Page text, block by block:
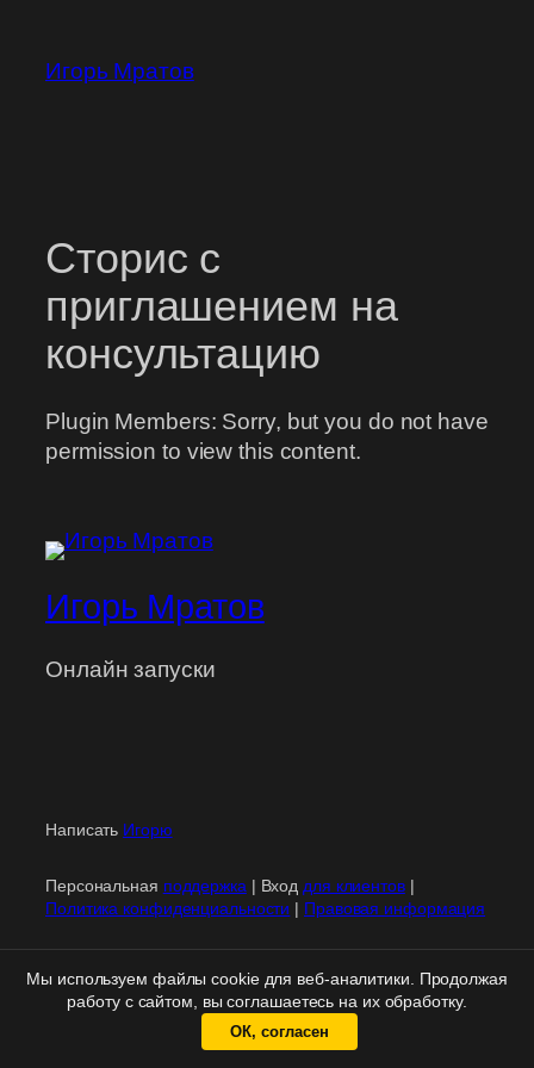
Мы используем файлы cookie для веб-аналитики. Продолжая
работу с сайтом, вы соглашаетесь на их обработку.
ОК, согласен
содержимому
Игорь Мратов
Сторис с
приглашением на
консультацию
Plugin Members: Sorry, but you do not have
permission to view this content.
Игорь Мратов
Онлайн запуски
Написать Игорю
Персональная поддержка | Вход для клиентов|
Политика конфиденциальности | Правовая информация